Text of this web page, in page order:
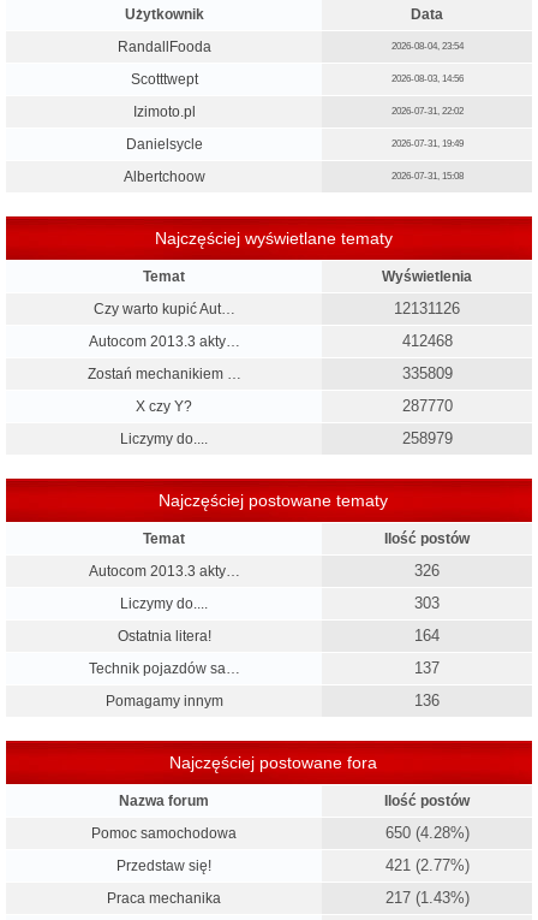
Użytkownik
Data
RandallFooda
2026-08-04, 23:54
Scotttwept 2026-08-03, 14:56
Izimoto.pl 2026-07-31, 22:02
Danielsycle 2026-07-31, 19:49
Albertchoow 2026-07-31, 15:08
Najczęściej wyświetlane tematy
Temat
Wyświetlenia
Czy warto kupić Aut…
12131126
Autocom 2013.3 akty… 412468
Zostań mechanikiem … 335809
X czy Y? 287770
Liczymy do.... 258979
Najczęściej postowane tematy
Temat
Ilość postów
Autocom 2013.3 akty…
326
Liczymy do.... 303
Ostatnia litera! 164
Technik pojazdów sa… 137
Pomagamy innym 136
Najczęściej postowane fora
Nazwa forum
Ilość postów
Pomoc samochodowa
650 (4.28%)
Przedstaw się! 421 (2.77%)
Praca mechanika 217 (1.43%)